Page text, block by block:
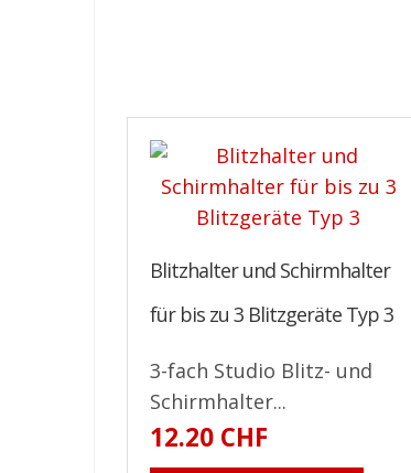
Blitzhalter und Schirmhalter
für bis zu 3 Blitzgeräte Typ 3
3-fach Studio Blitz- und
Schirmhalter...
12.20 CHF